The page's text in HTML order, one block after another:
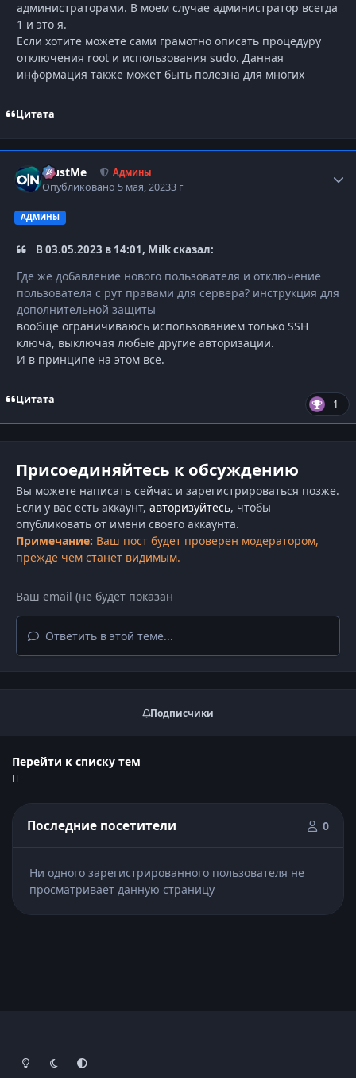
администраторами. В моем случае администратор всегда
1 и это я.
Если хотите можете сами грамотно описать процедуру
отключения root и использования sudo. Данная
информация также может быть полезна для многих
Цитата
TrustMe Админы
Опубликовано 5 мая, 20233 г
АДМИНЫ
В 03.05.2023 в 14:01, Milk сказал:
Где же добавление нового пользователя и отключение
пользователя с рут правами для сервера? инструкция для
дополнительной защиты
вообще ограничиваюсь использованием только SSH
ключа, выключая любые другие авторизации.
И в принципе на этом все.
Цитата 1
Присоединяйтесь к обсуждению
Вы можете написать сейчас и зарегистрироваться позже.
Если у вас есть аккаунт, авторизуйтесь, чтобы
опубликовать от имени своего аккаунта.
Примечание: Ваш пост будет проверен модератором,
прежде чем станет видимым.
Ответить в этой теме...
Подписчики
Перейти к списку тем
Последние посетители 0
Ни одного зарегистрированного пользователя не
просматривает данную страницу
Light ModeDark ModeSystem Preference